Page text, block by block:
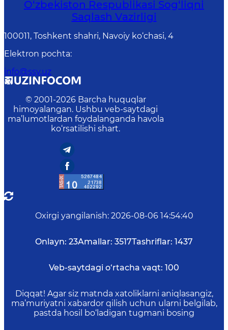
O‘zbеkistоn Rеspublikаsi Sоg‘liqni
Saqlash Vаzirligi
100011, Toshkent shahri, Navoiy ko‘chаsi, 4
Elektron pochta:
info@ssv.uz
© 2001-2026 Barcha huquqlar
himoyalangan. Ushbu veb-saytdagi
ma’lumotlardan foydalanganda havola
ko‘rsatilishi shart.
Oxirgi yangilanish: 2026-08-06 14:54:40
Onlayn: 23Amallar: 3517Tashriflar: 1437
Veb-saytdagi o‘rtacha vaqt: 100
Diqqat! Agar siz matnda xatoliklarni aniqlasangiz,
ma’muriyatni xabardor qilish uchun ularni belgilab,
pastda hosil bo‘ladigan tugmani bosing